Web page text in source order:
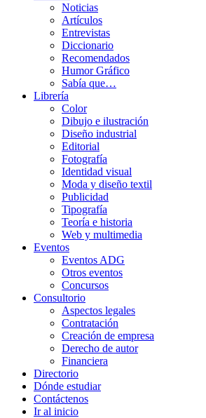
Noticias
Artículos
Entrevistas
Diccionario
Recomendados
Humor Gráfico
Sabía que…
Librería
Color
Dibujo e ilustración
Diseño industrial
Editorial
Fotografía
Identidad visual
Moda y diseño textil
Publicidad
Tipografía
Teoría e historia
Web y multimedia
Eventos
Eventos ADG
Otros eventos
Concursos
Consultorio
Aspectos legales
Contratación
Creación de empresa
Derecho de autor
Financiera
Directorio
Dónde estudiar
Contáctenos
Ir al inicio